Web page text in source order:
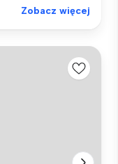
Zobacz więcej